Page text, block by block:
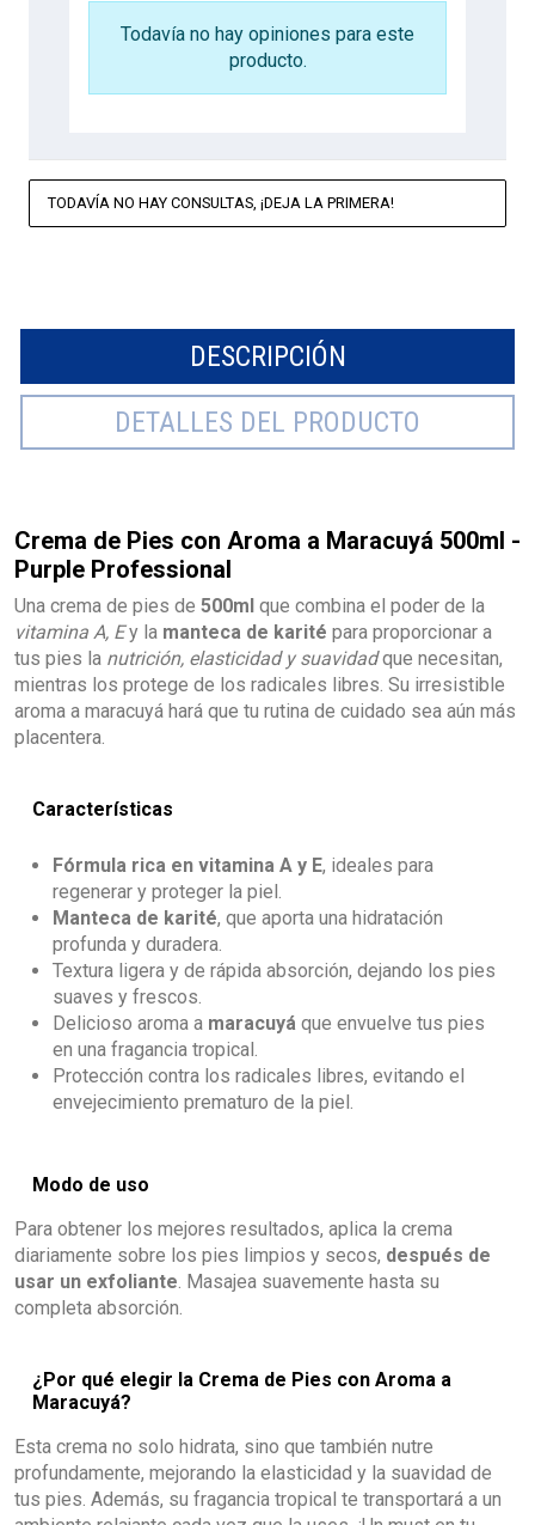
Todavía no hay opiniones para este
producto.
TODAVÍA NO HAY CONSULTAS, ¡DEJA LA PRIMERA!
DESCRIPCIÓN
DETALLES DEL PRODUCTO
Crema de Pies con Aroma a Maracuyá 500ml -
Purple Professional
Una crema de pies de 500ml que combina el poder de la
vitamina A, Ey la manteca de karité para proporcionar a
tus pies la nutrición, elasticidad y suavidadque necesitan,
mientras los protege de los radicales libres. Su irresistible
aroma a maracuyá hará que tu rutina de cuidado sea aún más
placentera.
Características
Fórmula rica en vitamina A y E, ideales para
regenerar y proteger la piel.
Manteca de karité, que aporta una hidratación
profunda y duradera.
Textura ligera y de rápida absorción, dejando los pies
suaves y frescos.
Delicioso aroma a maracuyá que envuelve tus pies
en una fragancia tropical.
Protección contra los radicales libres, evitando el
envejecimiento prematuro de la piel.
Modo de uso
Para obtener los mejores resultados, aplica la crema
diariamente sobre los pies limpios y secos, después de
usar un exfoliante. Masajea suavemente hasta su
completa absorción.
¿Por qué elegir la Crema de Pies con Aroma a
Maracuyá?
Esta crema no solo hidrata, sino que también nutre
profundamente, mejorando la elasticidad y la suavidad de
tus pies. Además, su fragancia tropical te transportará a un